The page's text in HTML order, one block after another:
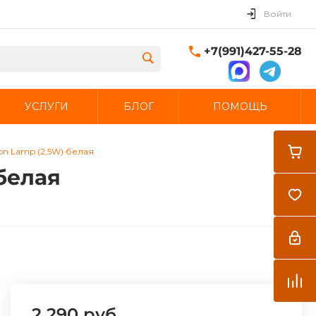
Закрыть
Войти
+7(991)427-55-28
УСЛУГИ БЛОГ ПОМОЩЬ
Lamp (2,5W) белая